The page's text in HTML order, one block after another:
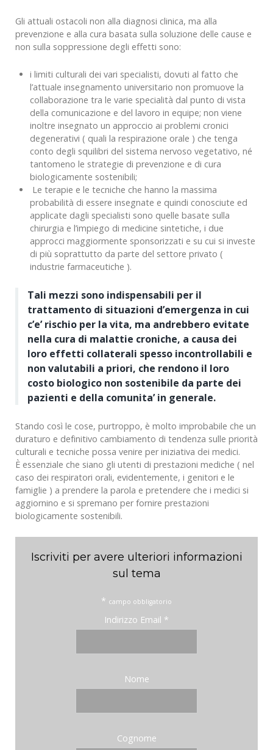
Gli attuali ostacoli non alla diagnosi clinica, ma alla
prevenzione e alla cura basata sulla soluzione delle cause e
non sulla soppressione degli effetti sono:
i limiti culturali dei vari specialisti, dovuti al fatto che
l’attuale insegnamento universitario non promuove la
collaborazione tra le varie specialità dal punto di vista
della comunicazione e del lavoro in equipe; non viene
inoltre insegnato un approccio ai problemi cronici
degenerativi ( quali la respirazione orale ) che tenga
conto degli squilibri del sistema nervoso vegetativo, né
tantomeno le strategie di prevenzione e di cura
biologicamente sostenibili;
Le terapie e le tecniche che hanno la massima
probabilità di essere insegnate e quindi conosciute ed
applicate dagli specialisti sono quelle basate sulla
chirurgia e l’impiego di medicine sintetiche, i due
approcci maggiormente sponsorizzati e su cui si investe
di più soprattutto da parte del settore privato (
industrie farmaceutiche ).
Tali mezzi sono indispensabili per il
trattamento di situazioni d’emergenza in cui
c’e’ rischio per la vita, ma andrebbero evitate
nella cura di malattie croniche, a causa dei
loro effetti collaterali spesso incontrollabili e
non valutabili a priori, che rendono il loro
costo biologico non sostenibile da parte dei
pazienti e della comunita’ in generale.
Stando così le cose, purtroppo, è molto improbabile che un
duraturo e definitivo cambiamento di tendenza sulle priorità
culturali e tecniche possa venire per iniziativa dei medici.
È essenziale che siano gli utenti di prestazioni mediche ( nel
caso dei respiratori orali, evidentemente, i genitori e le
famiglie ) a prendere la parola e pretendere che i medici si
aggiornino e si spremano per fornire prestazioni
biologicamente sostenibili.
Iscriviti per avere ulteriori informazioni
sul tema
* campo obbligatorio
Indirizzo Email *
Nome
Cognome